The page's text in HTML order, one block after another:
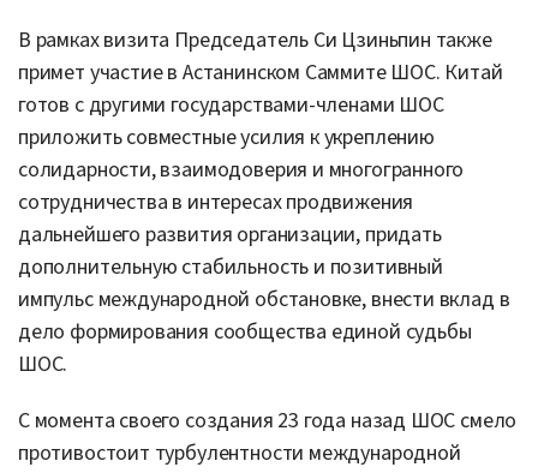
В рамкахвизита Председатель Си Цзиньпин также
примет участие в Астанинском Саммите ШОС. Китай
готов с другими государствами-членами ШОС
приложить совместные усилия к укреплению
солидарности, взаимодоверия и многогранного
сотрудничества в интересах продвижения
дальнейшего развития организации, придать
дополнительную стабильность и позитивный
импульс международной обстановке, внести вклад в
дело формирования сообщества единой судьбы
ШОС.
С момента своего создания 23 года назад ШОС смело
противостоит турбулентности международной